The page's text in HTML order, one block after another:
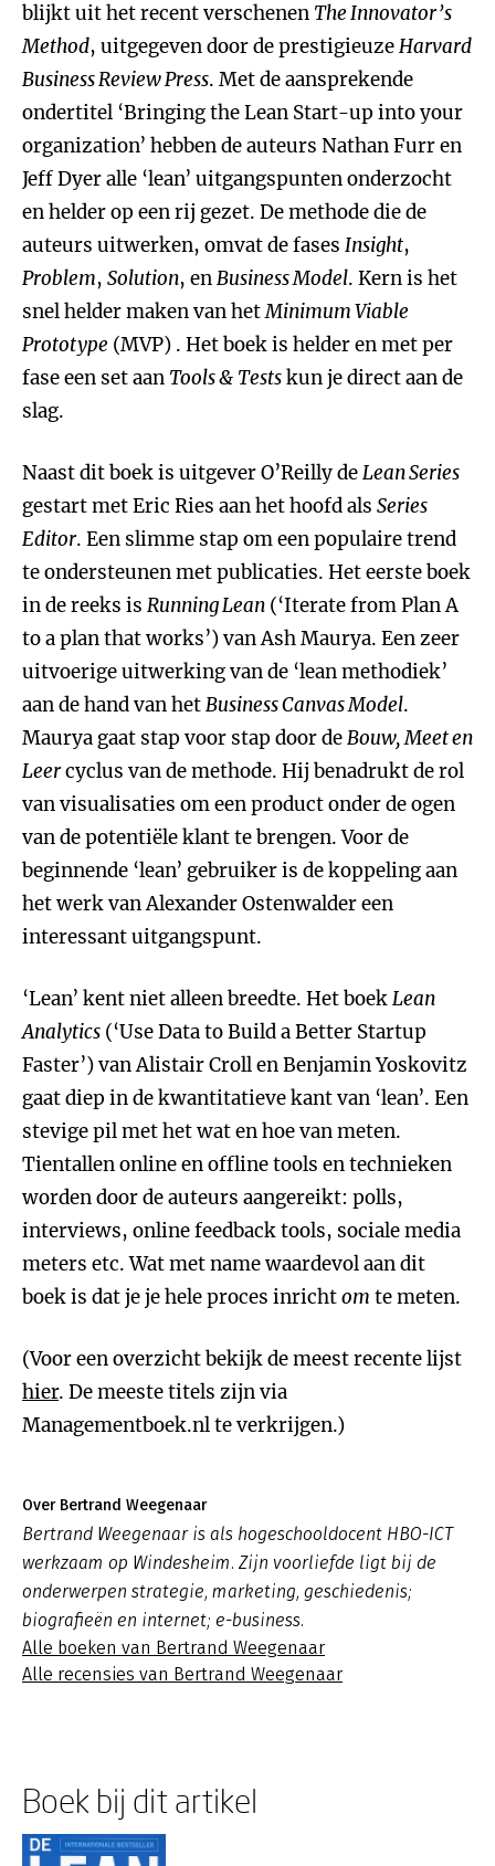
blijkt uit het recent verschenen The Innovator’s
Method, uitgegeven door de prestigieuzeHarvard
Business Review Press. Met de aansprekende
ondertitel ‘Bringing the Lean Start-up into your
organization’ hebben de auteurs Nathan Furr en
Jeff Dyer alle ‘lean’ uitgangspunten onderzocht
en helder op een rij gezet. De methode die de
auteurs uitwerken, omvat de fases Insight,
Problem, Solution, enBusiness Model. Kern is het
snel helder maken van hetMinimum Viable
Prototype (MVP) . Het boek is helder en met per
fase een set aan Tools & Testskun je direct aan de
slag.
Naast dit boek is uitgever O’Reilly deLean Series
gestart met Eric Ries aan het hoofd als Series
Editor. Een slimme stap om een populaire trend
te ondersteunen met publicaties. Het eerste boek
in de reeks is Running Lean (‘Iterate from Plan A
to a plan that works’) van Ash Maurya. Een zeer
uitvoerige uitwerking van de ‘lean methodiek’
aan de hand van hetBusiness Canvas Model.
Maurya gaat stap voor stap door deBouw, Meet en
Leercyclus van de methode. Hij benadrukt de rol
van visualisaties om een product onder de ogen
van de potentiële klant te brengen. Voor de
beginnende ‘lean’ gebruiker is de koppeling aan
het werk van Alexander Ostenwalder een
interessant uitgangspunt.
‘Lean’ kent niet alleen breedte. Het boekLean
Analytics (‘Use Data to Build a Better Startup
Faster’) van Alistair Croll en Benjamin Yoskovitz
gaat diep in de kwantitatieve kant van ‘lean’. Een
stevige pil met het wat en hoe van meten.
Tientallen online en offline tools en technieken
worden door de auteurs aangereikt: polls,
interviews, online feedback tools, sociale media
meters etc. Wat met name waardevol aan dit
boek is dat je je hele proces inrichtom te meten.
(Voor een overzicht bekijk de meest recente lijst
hier. De meeste titels zijn via
Managementboek.nl te verkrijgen.)
Over Bertrand Weegenaar
Bertrand Weegenaar is als hogeschooldocent HBO-ICT
werkzaam op Windesheim. Zijn voorliefde ligt bij de
onderwerpen strategie, marketing, geschiedenis;
biografieën en internet; e-business.
Alle boeken van Bertrand Weegenaar
Alle recensies van Bertrand Weegenaar
Boek bij dit artikel